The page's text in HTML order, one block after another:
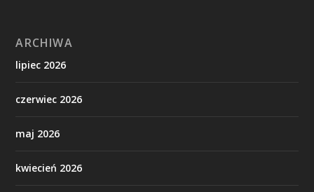
ARCHIWA
lipiec 2026
czerwiec 2026
maj 2026
kwiecień 2026